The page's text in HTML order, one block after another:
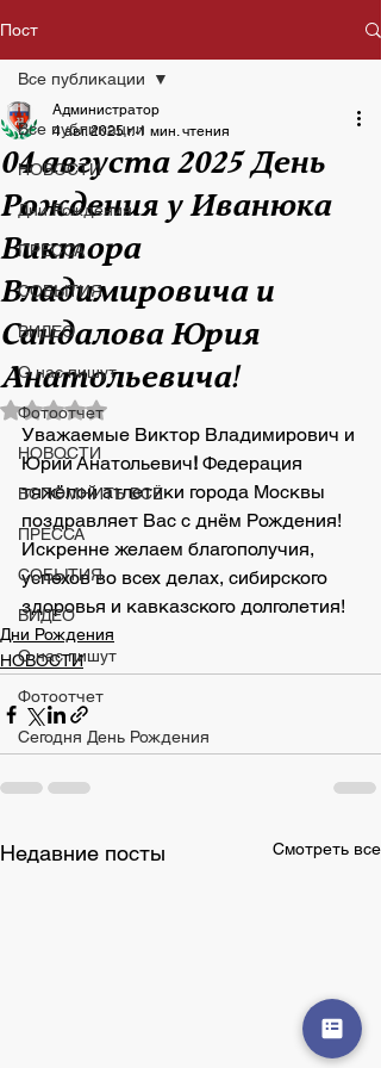
Пост
Все публикации
НОВОСТИ
Дни Рождения
ПРЕССА
СОБЫТИЯ
ВИДЕО
О нас пишут
Фотоотчет
НОВОСТИ
ВСПОМНИТЬ ВСЁ
ПРЕССА
СОБЫТИЯ
ВИДЕО
О нас пишут
Фотоотчет
Сегодня День Рождения
Все публикации
04 августа 2025 День
Рождения у Иванюка
Виктора
Владимировича и
Сандалова Юрия
Анатольевича!
Администратор
4 авг. 2025 г. 1 мин. чтения
Оценка: не число из 5 звезд.
Уважаемые Виктор Владимирович и
Юрий Анатольевич! Федерация
тяжёлой атлетики города Москвы
поздравляет Вас с днём Рождения!
Искренне желаем благополучия,
успехов во всех делах, сибирского
здоровья и кавказского долголетия!
Дни Рождения
НОВОСТИ
Недавние посты Смотреть все